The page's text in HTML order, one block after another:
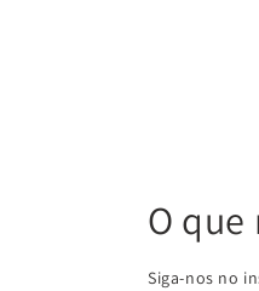
O
Siga-nos no